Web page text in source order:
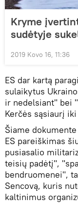
Kryme
sudėtyje
2019 Kovo 16, 11:36
ES dar kartą
sulaikytus
ir nedelsiant" bei
Kerčės sąsiaurį
Šiame
ES pareiškimas
pusiasalio
teisių padėtį",
bendruomenei",
Sencovą, kuris
kaltinimus